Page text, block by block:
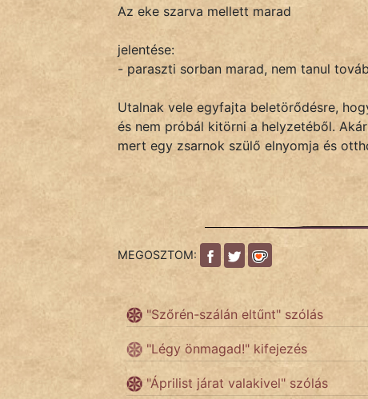
KÖZMONDÁS
FILM
Az eke szarva mellett marad
jelentése:
- paraszti sorban marad, nem tanul
Utalnak vele egyfajta beletörődésre,
és nem próbál kitörni a helyzetéből.
mert egy zsarnok szülő elnyomja és
MEGOSZTOM:
"Szőrén-szálán eltűnt" szólás
"Légy önmagad!" kifejezés
"Áprilist járat valakivel" szólás